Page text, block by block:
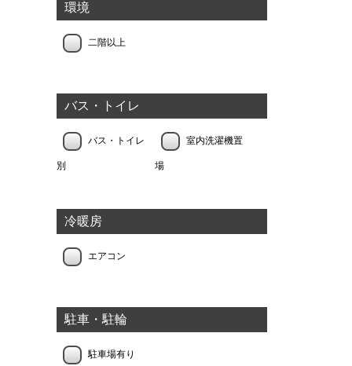
環境
二階以上
バス・トイレ
バス・トイレ
別
室内洗濯機置
場
冷暖房
エアコン
駐車・駐輪
駐車場有り